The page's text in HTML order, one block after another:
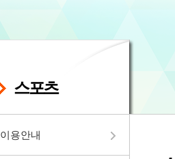
스포츠
이용안내